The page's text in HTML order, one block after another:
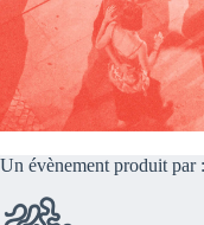
Un évènement produit par :